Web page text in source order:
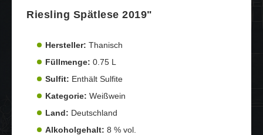
Riesling Spätlese 2019"
Hersteller: Thanisch
Füllmenge: 0.75 L
Sulfit: Enthält Sulfite
Kategorie: Weißwein
Land: Deutschland
Alkoholgehalt: 8 % vol.